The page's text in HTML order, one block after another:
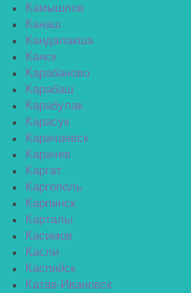
Камышлов
Канаш
Кандалакша
Канск
Карабаново
Карабаш
Карабулак
Карасук
Карачаевск
Карачев
Каргат
Каргополь
Карпинск
Карталы
Касимов
Касли
Каспийск
Катав-Ивановск